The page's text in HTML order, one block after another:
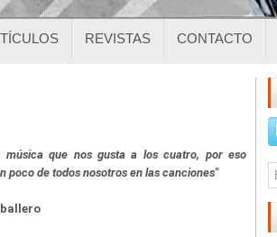
REVISTAS CONTACTO
música que nos gusta a los cuatro, por eso
poco de todos nosotros en las canciones"